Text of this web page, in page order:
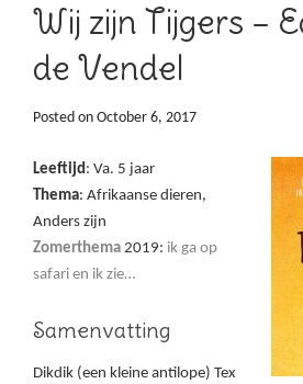
Wij zijn Tijgers –
de Vendel
Posted on October 6, 2017
Leeftijd: Va. 5 jaar
Thema: Afrikaanse dieren,
Anders zijn
Zomerthema 2019: ik ga op
safari en ik zie…
Samenvatting
Dikdik (een kleine antilope) Tex